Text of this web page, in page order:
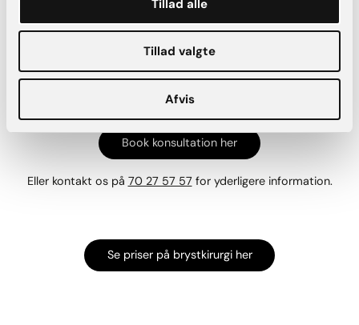
Tillad alle
Tillad valgte
Afvis
hvis du synes dit resultat har ændret sig uden for normalen,
eller du oplever komplikationer. Vi er glade, når du er glad.
Har blogindlægget her givet dig mod på at få lavet den
operation, du drømmer om? Så tøv ikke med at kontakte os,
og booke en uforpligtende forundersøgelse.
Book konsultation her
Eller kontakt os på 70 27 57 57for yderligere information.
Se priser på brystkirurgi her